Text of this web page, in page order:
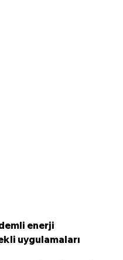
enerji
uygulamaları